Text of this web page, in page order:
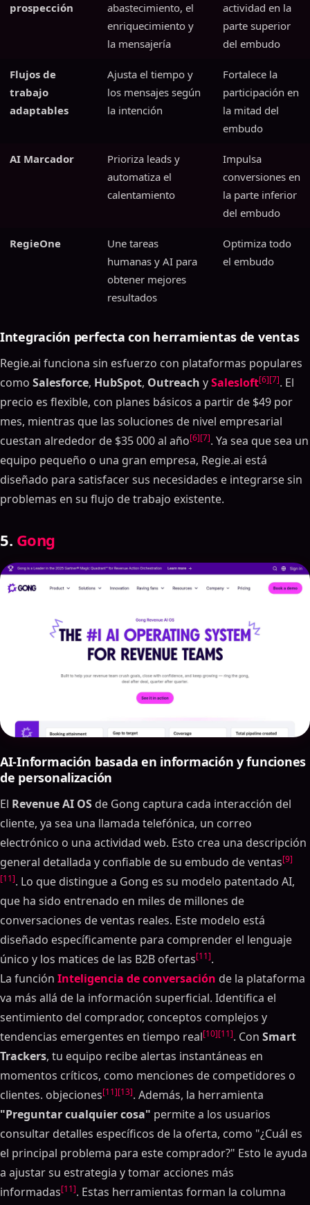
prospección
abastecimiento, el
enriquecimiento y
la mensajería
actividad en la
parte superior
del embudo
Flujos de
trabajo
adaptables
Ajusta el tiempo y
los mensajes según
la intención
Fortalece la
participación en
la mitad del
embudo
AI Marcador
Prioriza leads y
automatiza el
calentamiento
Impulsa
conversiones en
la parte inferior
del embudo
RegieOne
Une tareas
humanas y AI para
obtener mejores
resultados
Optimiza todo
el embudo
Integración perfecta con herramientas de ventas
Regie.ai funciona sin esfuerzo con plataformas populares
como Salesforce, HubSpot, Outreach ySalesloft[6][7]. El
precio es flexible, con planes básicos a partir de $49 por
mes, mientras que las soluciones de nivel empresarial
cuestan alrededor de $35 000 al año[6][7]. Ya sea que sea un
equipo pequeño o una gran empresa, Regie.ai está
diseñado para satisfacer sus necesidades e integrarse sin
problemas en su flujo de trabajo existente.
5. Gong
AI-Información basada en información y funciones
de personalización
El Revenue AI OS de Gong captura cada interacción del
cliente, ya sea una llamada telefónica, un correo
electrónico o una actividad web. Esto crea una descripción
general detallada y confiable de su embudo de ventas[9]
[11]. Lo que distingue a Gong es su modelo patentado AI,
que ha sido entrenado en miles de millones de
conversaciones de ventas reales. Este modelo está
diseñado específicamente para comprender el lenguaje
único y los matices de las B2B ofertas[11].
La función Inteligencia de conversación de la plataforma
va más allá de la información superficial. Identifica el
sentimiento del comprador, conceptos complejos y
tendencias emergentes en tiempo real[10][11]. Con Smart
Trackers, tu equipo recibe alertas instantáneas en
momentos críticos, como menciones de competidores o
clientes. objeciones[11][13]. Además, la herramienta
"Preguntar cualquier cosa" permite a los usuarios
consultar detalles específicos de la oferta, como "¿Cuál es
el principal problema para este comprador?" Esto le ayuda
a ajustar su estrategia y tomar acciones más
informadas[11]. Estas herramientas forman la columna